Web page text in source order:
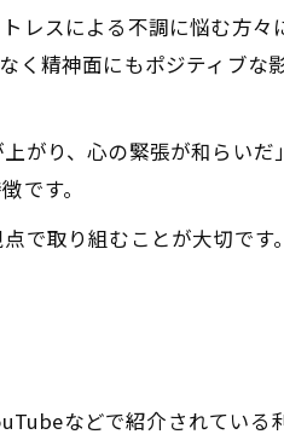
ポイント
変化
える影響
レスによる不調に悩む方々
精神面にもポジティブな影
がり、心の緊張が和らいだ
です。
で取り組むことが大切です
などで紹介されている